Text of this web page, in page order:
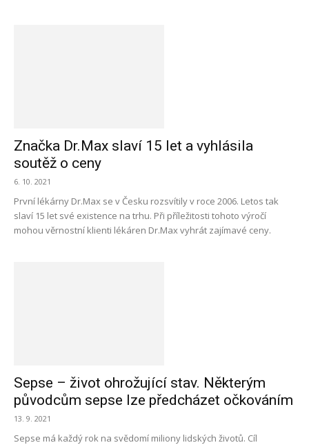
Značka Dr.Max slaví 15 let a vyhlásila
soutěž o ceny
6. 10. 2021
První lékárny Dr.Max se v Česku rozsvítily v roce 2006. Letos tak
slaví 15 let své existence na trhu. Při příležitosti tohoto výročí
mohou věrnostní klienti lékáren Dr.Max vyhrát zajímavé ceny.
Sepse – život ohrožující stav. Některým
původcům sepse lze předcházet očkováním
13. 9. 2021
Sepse má každý rok na svědomí miliony lidských životů. Cíl